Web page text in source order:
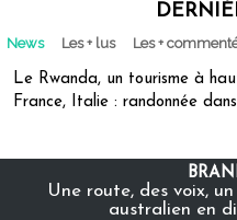
News Les + lus Les +
Le Rwanda, un tourisme à
France, Italie : randonnée
Une route, des voix,
australien en